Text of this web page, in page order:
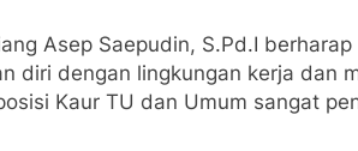
Asep Saepudin, S.Pd.I
diri dengan lingkungan kerja dan
Kaur TU dan Umum sangat